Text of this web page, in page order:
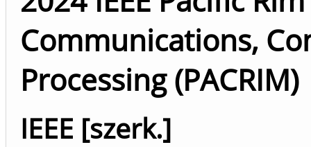
Communications,
Processing (PACRIM)
IEEE [szerk.]